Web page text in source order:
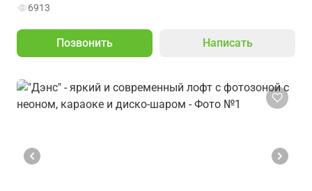
6913
Позвонить Написать